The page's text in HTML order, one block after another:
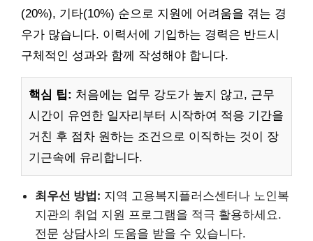
(20%), 기타(10%) 순으로 지원에 어려움을 겪는 경
우가 많습니다. 이력서에 기입하는 경력은 반드시
구체적인 성과와 함께 작성해야 합니다.
핵심 팁: 처음에는 업무 강도가 높지 않고, 근무
시간이 유연한 일자리부터 시작하여 적응 기간을
거친 후 점차 원하는 조건으로 이직하는 것이 장
기근속에 유리합니다.
최우선 방법: 지역 고용복지플러스센터나 노인복
지관의 취업 지원 프로그램을 적극 활용하세요.
전문 상담사의 도움을 받을 수 있습니다.